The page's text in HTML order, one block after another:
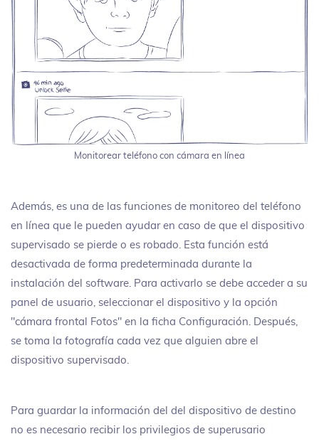
Monitorear teléfono con cámara en línea
Además, es una de las funciones de monitoreo del teléfono
en línea que le pueden ayudar en caso de que el dispositivo
supervisado se pierde o es robado. Esta función está
desactivada de forma predeterminada durante la
instalación del software. Para activarlo se debe acceder a su
panel de usuario, seleccionar el dispositivo y la opción
"cámara frontal Fotos" en la ficha Configuración. Después,
se toma la fotografía cada vez que alguien abre el
dispositivo supervisado.
Para guardar la información del del dispositivo de destino
no es necesario recibir los privilegios de superusario